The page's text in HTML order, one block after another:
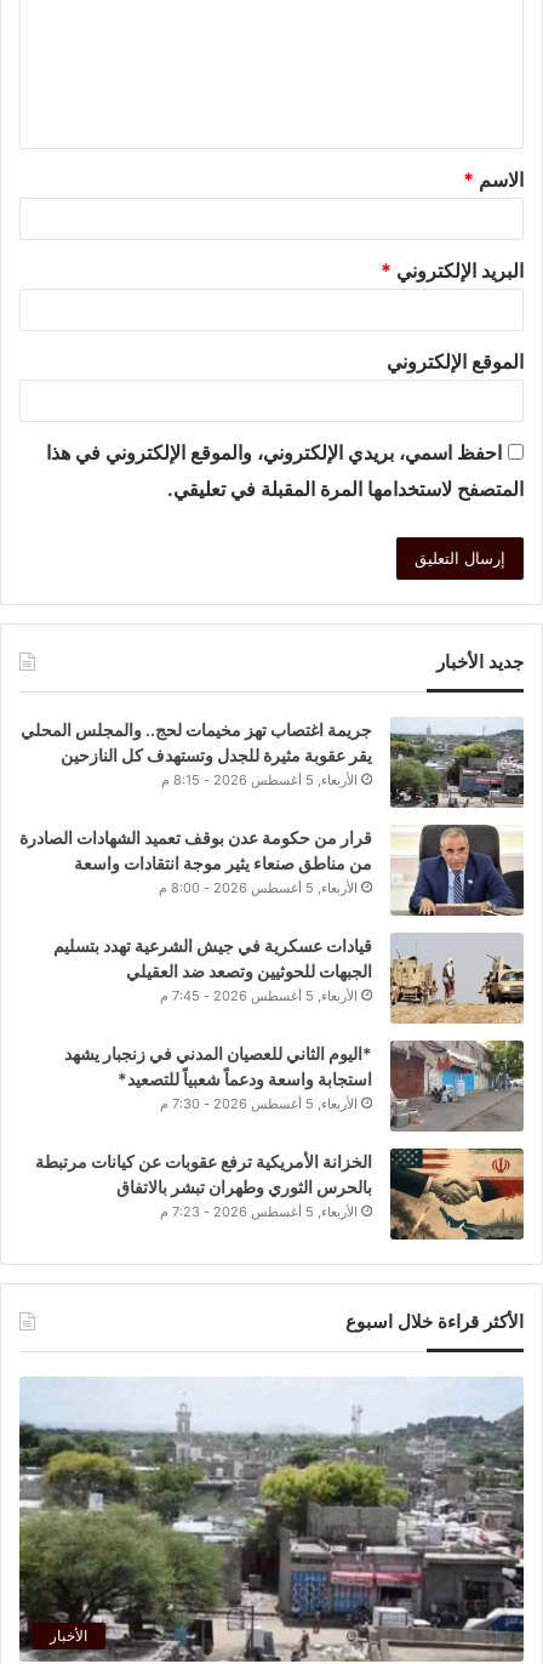
الاسم *
البريد الإلكتروني *
الموقع الإلكتروني
احفظ اسمي، بريدي الإلكتروني، والموقع الإلكتروني في هذا
المتصفح لاستخدامها المرة المقبلة في تعليقي.
جديد الأخبار
جريمة اغتصاب تهز مخيمات لحج.. والمجلس المحلي
يقر عقوبة مثيرة للجدل وتستهدف كل النازحين
الأربعاء, 5 أغسطس 2026 - 8:15 م
قرار من حكومة عدن بوقف تعميد الشهادات الصادرة
من مناطق صنعاء يثير موجة انتقادات واسعة
الأربعاء, 5 أغسطس 2026 - 8:00 م
قيادات عسكرية في جيش الشرعية تهدد بتسليم
الجبهات للحوثيين وتصعد ضد العقيلي
الأربعاء, 5 أغسطس 2026 - 7:45 م
*اليوم الثاني للعصيان المدني في زنجبار يشهد
استجابة واسعة ودعماً شعبياً للتصعيد*
الأربعاء, 5 أغسطس 2026 - 7:30 م
الخزانة الأمريكية ترفع عقوبات عن كيانات مرتبطة
بالحرس الثوري وطهران تبشر بالاتفاق
الأربعاء, 5 أغسطس 2026 - 7:23 م
الأكثر قراءة خلال اسبوع
الأخبار